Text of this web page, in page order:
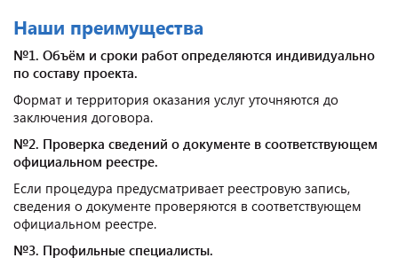
Наши преимущества
№1. Объём и сроки работ определяются индивидуально
по составу проекта.
Формат и территория оказания услуг уточняются до
заключения договора.
№2. Проверка сведений о документе в соответствующем
официальном реестре.
Если процедура предусматривает реестровую запись,
сведения о документе проверяются в соответствующем
официальном реестре.
№3. Профильные специалисты.